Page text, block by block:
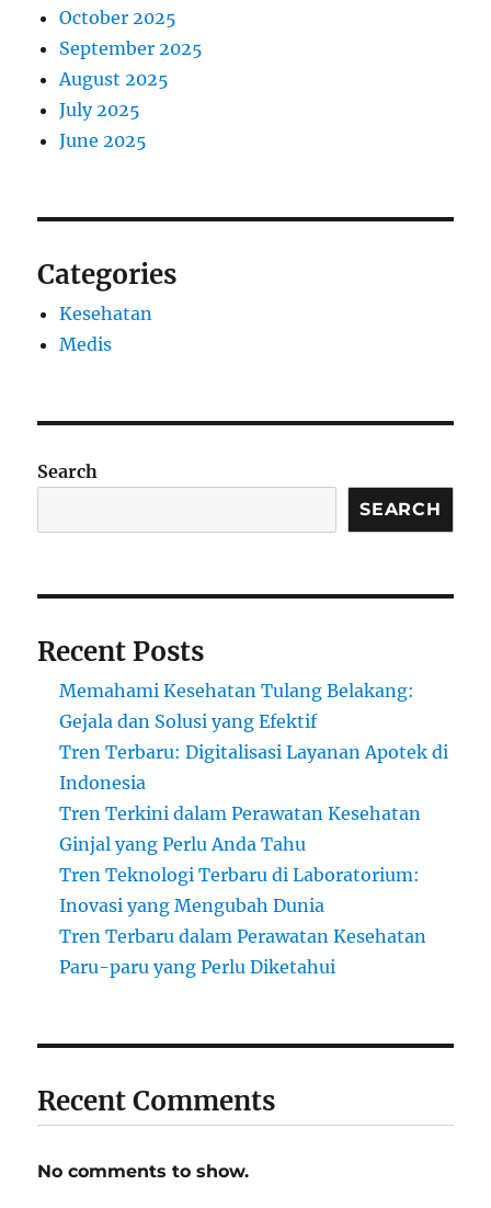
October 2025
September 2025
August 2025
July 2025
June 2025
Categories
Kesehatan
Medis
Search
SEARCH
Recent Posts
Memahami Kesehatan Tulang Belakang:
Gejala dan Solusi yang Efektif
Tren Terbaru: Digitalisasi Layanan Apotek di
Indonesia
Tren Terkini dalam Perawatan Kesehatan
Ginjal yang Perlu Anda Tahu
Tren Teknologi Terbaru di Laboratorium:
Inovasi yang Mengubah Dunia
Tren Terbaru dalam Perawatan Kesehatan
Paru-paru yang Perlu Diketahui
Recent Comments
No comments to show.